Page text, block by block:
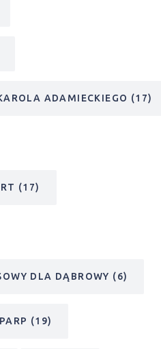
ADAMIECKIEGO (17)
(17)
DLA DĄBROWY (6)
PARP (19)